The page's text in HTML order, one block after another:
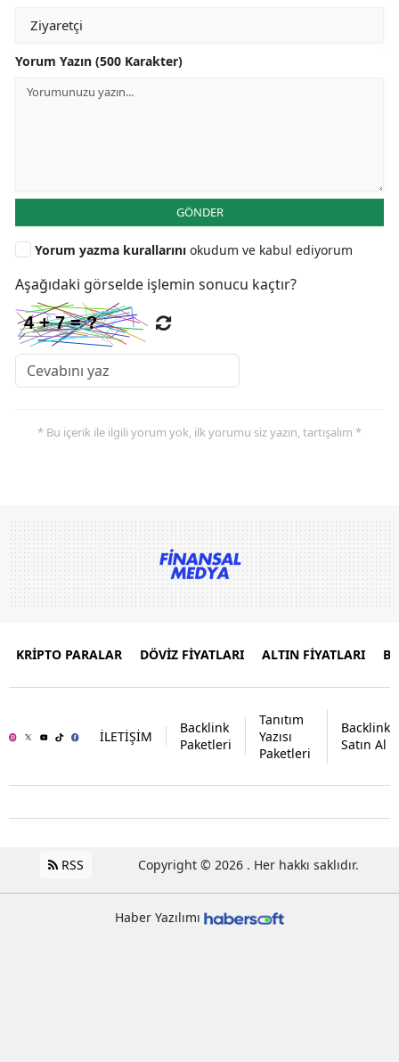
Yorum Yazın (500 Karakter)
GÖNDER
Yorum yazma kurallarını okudum ve kabul ediyorum
Aşağıdaki görselde işlemin sonucu kaçtır?
* Bu içerik ile ilgili yorum yok, ilk yorumu siz yazın, tartışalım *
KRİPTO PARALAR DÖVİZ FİYATLARI ALTIN FİYATLARI
İLETİŞİM
Backlink
Paketleri
Tanıtım
Yazısı
Paketleri
Backlink
Satın Al
RSS Copyright © 2026 . Her hakkı saklıdır.
Haber Yazılımı